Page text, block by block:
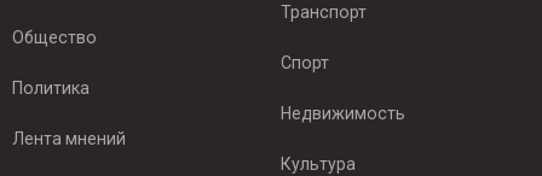
Общество
Политика
Лента мнений
Транспорт
Спорт
Недвижимость
Культура